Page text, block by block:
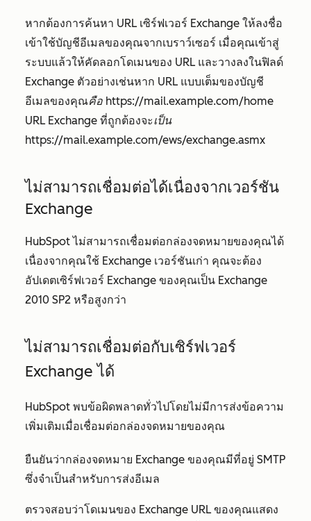
หากต้องการค้นหา URL เซิร์ฟเวอร์ Exchange ให้ลงชื่อ
เข้าใช้บัญชีอีเมลของคุณจากเบราว์เซอร์ เมื่อคุณเข้าสู่
ระบบแล้วให้คัดลอกโดเมนของ URL และวางลงในฟิลด์
Exchange ตัวอย่างเช่นหาก URL แบบเต็มของบัญชี
อีเมลของคุณคือ https://mail.example.com/home
URL Exchange ที่ถูกต้องจะเป็น
https://mail.example.com/ews/exchange.asmx
ไม่สามารถเชื่อมต่อได้เนื่องจากเวอร์ชัน
Exchange
HubSpot ไม่สามารถเชื่อมต่อกล่องจดหมายของคุณได้
เนื่องจากคุณใช้ Exchange เวอร์ชันเก่า คุณจะต้อง
อัปเดตเซิร์ฟเวอร์ Exchange ของคุณเป็น Exchange
2010 SP2 หรือสูงกว่า
ไม่สามารถเชื่อมต่อกับเซิร์ฟเวอร์
Exchange ได้
HubSpot พบข้อผิดพลาดทั่วไปโดยไม่มีการส่งข้อความ
เพิ่มเติมเมื่อเชื่อมต่อกล่องจดหมายของคุณ
ยืนยันว่ากล่องจดหมาย Exchange ของคุณมีที่อยู่ SMTP
ซึ่งจำเป็นสำหรับการส่งอีเมล
ตรวจสอบว่าโดเมนของ Exchange URL ของคุณแสดง